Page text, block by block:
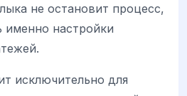
не остановит процесс,
именно настройки
исключительно для